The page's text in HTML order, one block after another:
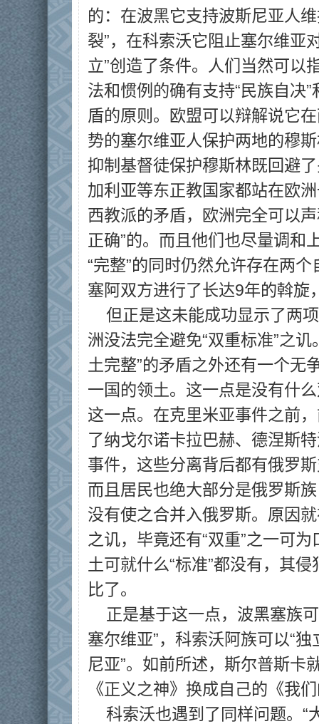
的：在波黑它支持波斯尼亚人
裂”，在科索沃它阻止塞尔维亚
立”创造了条件。人们当然可以
法和惯例的确有支持“民族自决
盾的原则。欧盟可以辩解说它
势的塞尔维亚人保护两地的穆
抑制基督徒保护穆斯林既回避
加利亚等东正教国家都站在欧
西教派的矛盾，欧洲完全可以
正确”的。而且他们也尽量调和
“完整”的同时仍然允许存在两
塞阿双方进行了长达9年的斡旋
但正是这未能成功显示了两
洲没法完全避免“双重标准”之
土完整”的矛盾之外还有一个无
一国的领土。这一点是没有什
这一点。在克里米亚事件之前
了纳戈尔诺卡拉巴赫、德涅斯
事件，这些分离背后都有俄罗
而且居民也绝大部分是俄罗斯
没有使之合并入俄罗斯。原因
之讥，毕竟还有“双重”之一可
土可就什么“标准”都没有，其
比了。
正是基于这一点，波黑塞族
塞尔维亚”，科索沃阿族可以“
尼亚”。如前所述，斯尔普斯卡
《正义之神》换成自己的《我
科索沃也遇到了同样问题。“